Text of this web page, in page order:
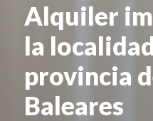
Alquiler
la
provincia
Baleares